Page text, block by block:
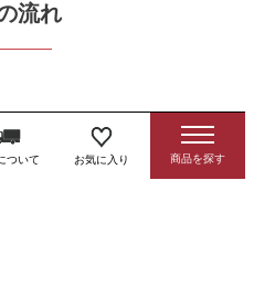
ついて お気に入り
流れ
の入力も可能です